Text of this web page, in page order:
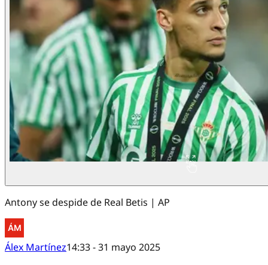
Antony se despide de Real Betis | AP
Álex Martínez14:33 - 31 mayo 2025